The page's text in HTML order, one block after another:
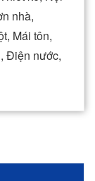
nhà,
Mái tôn,
Điện nước,